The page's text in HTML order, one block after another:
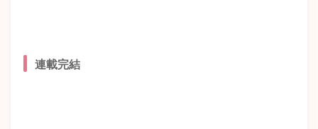
連載完結